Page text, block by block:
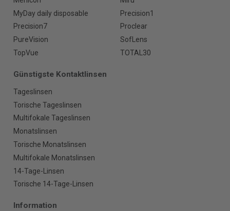
MyDay daily disposable
Precision1
Precision7
Proclear
PureVision
SofLens
TopVue
TOTAL30
Günstigste Kontaktlinsen
Tageslinsen
Torische Tageslinsen
Multifokale Tageslinsen
Monatslinsen
Torische Monatslinsen
Multifokale Monatslinsen
14-Tage-Linsen
Torische 14-Tage-Linsen
Information